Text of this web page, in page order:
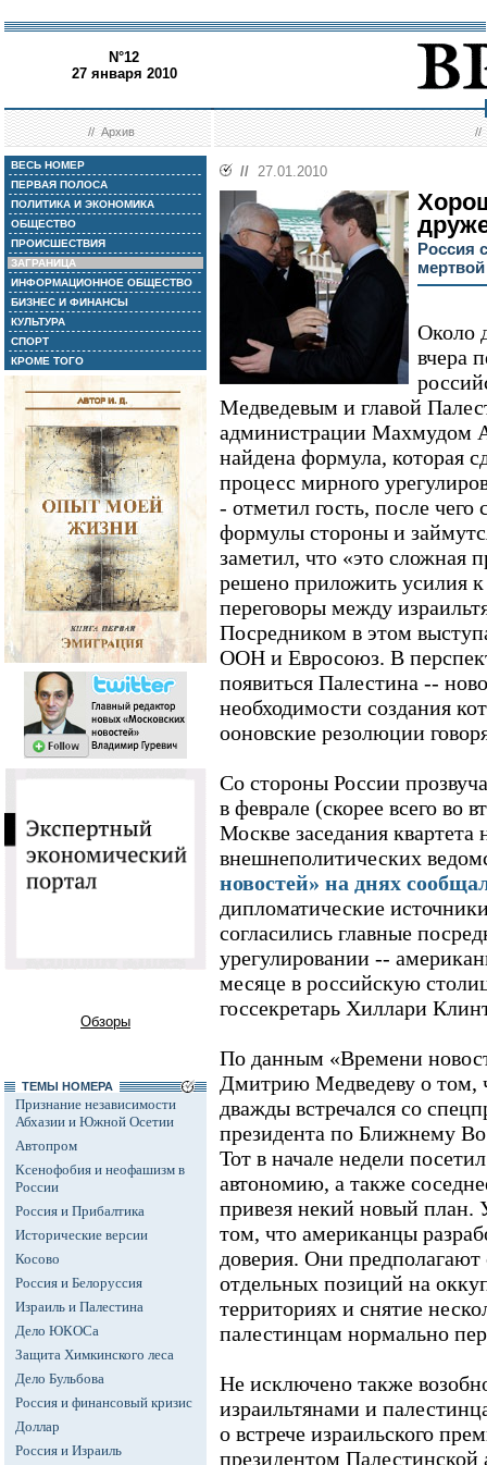
N°12
27 января 2010
//Архив //
ВЕСЬ НОМЕР
ПЕРВАЯ ПОЛОСА
ПОЛИТИКА И ЭКОНОМИКА
ОБЩЕСТВО
ПРОИСШЕСТВИЯ
ЗАГРАНИЦА
ИНФОРМАЦИОННОЕ ОБЩЕСТВО
БИЗНЕС И ФИНАНСЫ
КУЛЬТУРА
СПОРТ
КРОМЕ ТОГО
Обзоры
ТЕМЫ НОМЕРА
Признание независимости
Абхазии и Южной Осетии
Автопром
Ксенофобия и неофашизм в
России
Россия и Прибалтика
Исторические версии
Косово
Россия и Белоруссия
Израиль и Палестина
Дело ЮКОСа
Защита Химкинского леса
Дело Бульбова
Россия и финансовый кризис
Доллар
Россия и Израиль
// 27.01.2010
Россия
Около
вчера
Медведевым и главой
администрации Махмудом
найдена формула, которая
процесс мирного
- отметил гость, после чего
формулы стороны и
заметил, что «это сложная
решено приложить усилия
переговоры между
Посредником в этом
ООН и Евросоюз. В
появиться Палестина --
необходимости создания
ооновские резолюции
Со стороны России
в феврале (скорее всего во
Москве заседания квартета
внешнеполитических
новостей» на днях
дипломатические
согласились главные
урегулировании --
месяце в российскую
госсекретарь Хиллари
По данным «Времени
Дмитрию Медведеву о том,
дважды встречался со
президента по Ближнему
Тот в начале недели
автономию, а также
привезя некий новый план.
том, что американцы
доверия. Они предполагают
отдельных позиций на
территориях и снятие
палестинцам нормально
Не исключено также
израильтянами и
о встрече израильского
президентом